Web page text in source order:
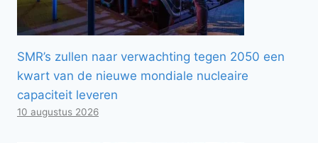
SMR’s zullen naar verwachting tegen 2050 een
kwart van de nieuwe mondiale nucleaire
capaciteit leveren
10 augustus 2026